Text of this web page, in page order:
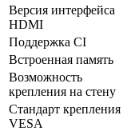
Версия интерфейса
HDMI
Поддержка CI
Встроенная память
Возможность
крепления на стену
Стандарт крепления
VESA